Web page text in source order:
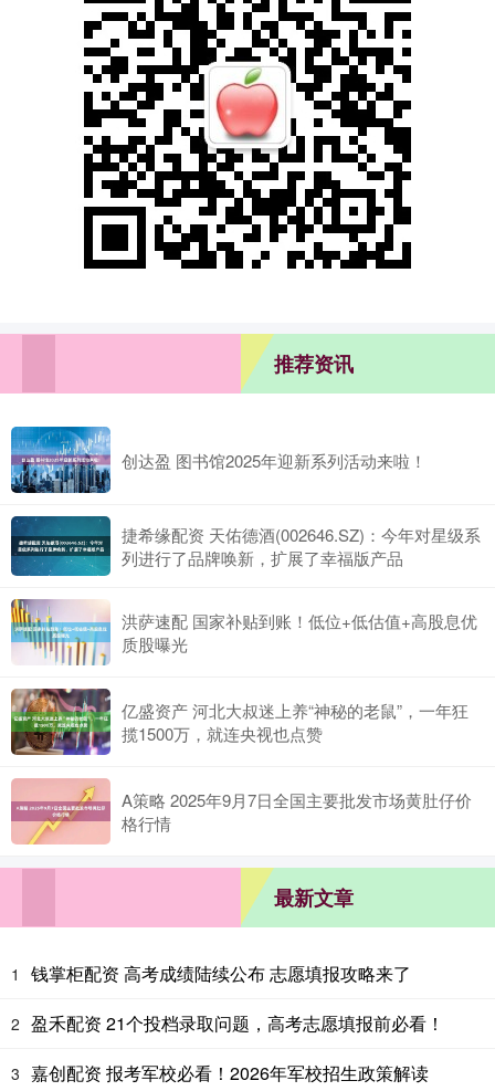
推荐资讯
创达盈 图书馆2025年迎新系列活动来啦！
捷希缘配资 天佑德酒(002646.SZ)：今年对星级系
列进行了品牌唤新，扩展了幸福版产品
洪萨速配 国家补贴到账！低位+低估值+高股息优
质股曝光
亿盛资产 河北大叔迷上养“神秘的老鼠”，一年狂
揽1500万，就连央视也点赞
A策略 2025年9月7日全国主要批发市场黄肚仔价
格行情
最新文章
1 钱掌柜配资 高考成绩陆续公布 志愿填报攻略来了
2 盈禾配资 21个投档录取问题，高考志愿填报前必看！
3 嘉创配资 报考军校必看！2026年军校招生政策解读